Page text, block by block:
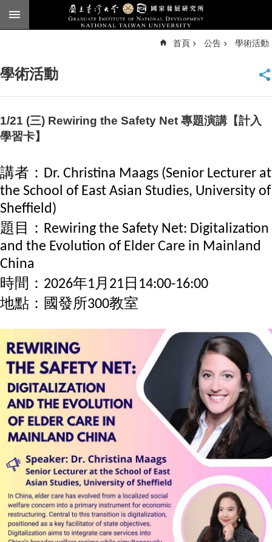
跳到主要內容區塊
臺
頁
English
告
本
所
介
所
成
員
士
班
碩
士
班
在
職
專
學
研
究
國
首頁 公告 學術活動
學術活動
1/21 (三) Rewiring the Safety Net 專題演講【計入
學習卡】
講者：Dr. Christina Maags (Senior Lecturer at
the School of East Asian Studies, University of
Sheffield)
題目：Rewiring the Safety Net: Digitalization
and the Evolution of Elder Care in Mainland
China
時間：2026年1月21日14:00-16:00
地點：國發所300教室